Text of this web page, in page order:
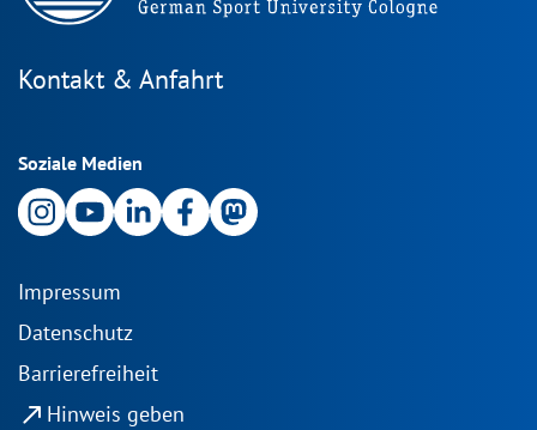
Kontakt & Anfahrt
Soziale Medien
Impressum
Datenschutz
Barrierefreiheit
north_east Hinweis geben